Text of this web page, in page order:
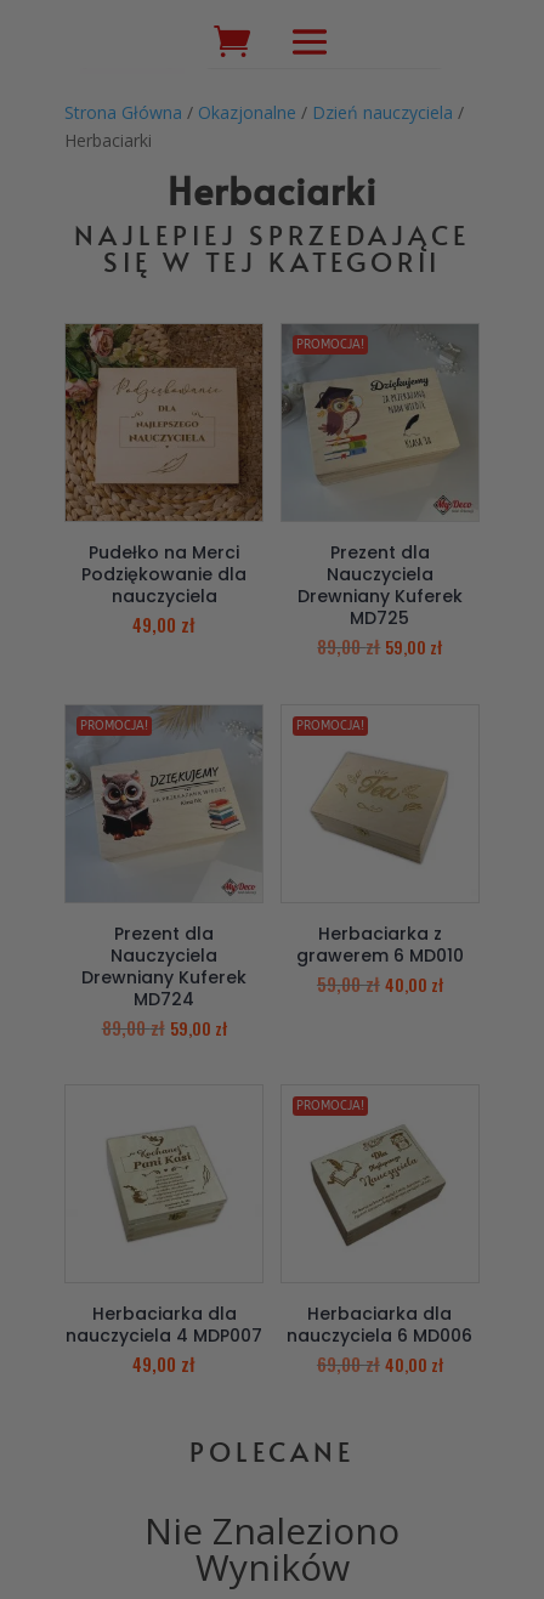
Wyszukiwarka
produktów
Strona Główna / Okazjonalne / Dzień nauczyciela /
Herbaciarki
Herbaciarki
NAJLEPIEJ SPRZEDAJĄCE
SIĘ W TEJ KATEGORII
Pudełko na Merci
Podziękowanie dla
nauczyciela
49,00 zł
PROMOCJA!
Prezent dla
Nauczyciela
Drewniany Kuferek
MD725
89,00zł 59,00 zł
PROMOCJA!
Prezent dla
Nauczyciela
Drewniany Kuferek
MD724
89,00zł 59,00 zł
PROMOCJA!
Herbaciarka z
grawerem 6 MD010
59,00zł40,00 zł
Herbaciarka dla
nauczyciela 4 MDP007
49,00 zł
PROMOCJA!
Herbaciarka dla
nauczyciela 6 MD006
69,00zł40,00 zł
POLECANE
Nie Znaleziono
Wyników